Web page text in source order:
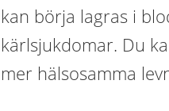
kan börja lagras i
kärlsjukdomar. Du
mer hälsosamma